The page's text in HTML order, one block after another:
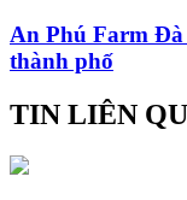
An Phú Farm
thành phố
TIN LIÊN